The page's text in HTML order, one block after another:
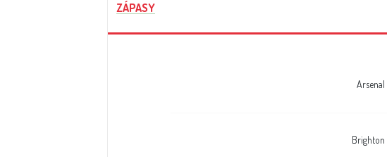
ZÁPASY
Arsenal
Brighton